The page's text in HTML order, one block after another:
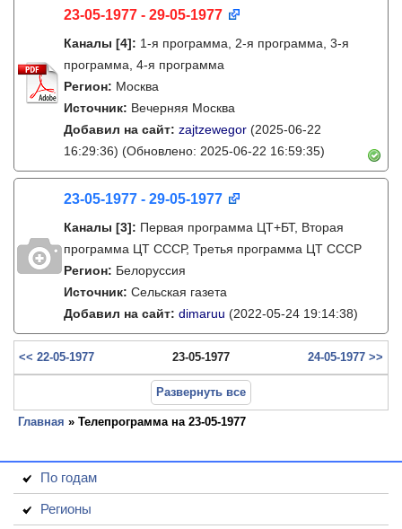
23-05-1977 - 29-05-1977
Каналы [4]: 1-я программа, 2-я программа, 3-я
программа, 4-я программа
Регион: Москва
Источник: Вечерняя Москва
Добавил на сайт: zajtzewegor (2025-06-22
16:29:36) (Обновлено: 2025-06-22 16:59:35)
23-05-1977 - 29-05-1977
Каналы [3]: Первая программа ЦТ+БТ, Вторая
программа ЦТ ССCР, Третья программа ЦТ ССCР
Регион: Белоруссия
Источник: Сельская газета
Добавил на сайт: dimaruu (2022-05-24 19:14:38)
<< 22-05-1977 23-05-1977 24-05-1977 >>
Развернуть все
Главная » Телепрограмма на 23-05-1977
По годам
Регионы